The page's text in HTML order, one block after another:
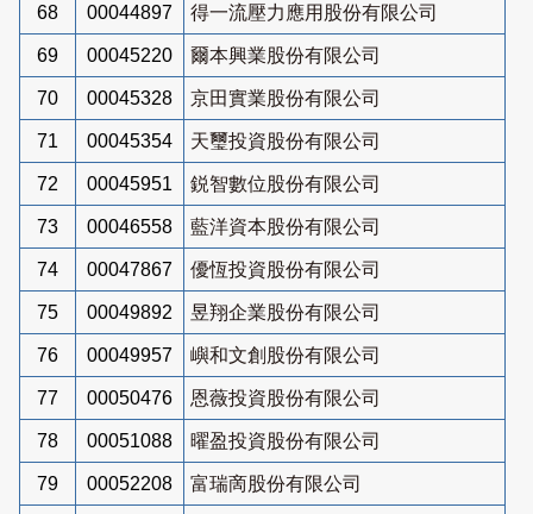
68 00044897 得一流壓力應用股份有限公司
69 00045220 爾本興業股份有限公司
70 00045328 京田實業股份有限公司
71 00045354 天璽投資股份有限公司
72 00045951 鋭智數位股份有限公司
73 00046558 藍洋資本股份有限公司
74 00047867 優恆投資股份有限公司
75 00049892 昱翔企業股份有限公司
76 00049957 嶼和文創股份有限公司
77 00050476 恩薇投資股份有限公司
78 00051088 曜盈投資股份有限公司
79 00052208 富瑞啇股份有限公司